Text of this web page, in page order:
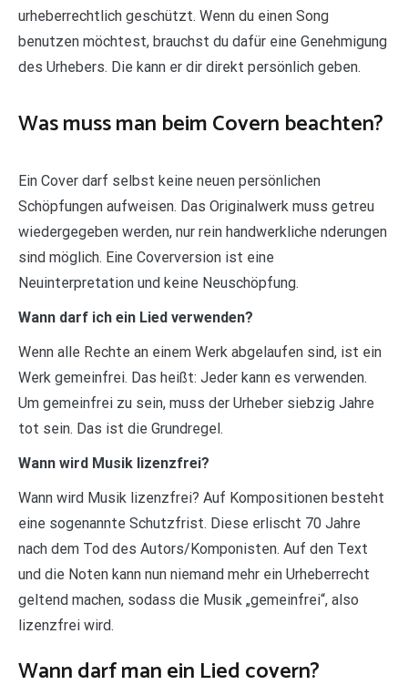
urheberrechtlich geschützt. Wenn du einen Song
benutzen möchtest, brauchst du dafür eine Genehmigung
des Urhebers. Die kann er dir direkt persönlich geben.
Was muss man beim Covern beachten?
Ein Cover darf selbst keine neuen persönlichen
Schöpfungen aufweisen. Das Originalwerk muss getreu
wiedergegeben werden, nur rein handwerkliche nderungen
sind möglich. Eine Coverversion ist eine
Neuinterpretation und keine Neuschöpfung.
Wann darf ich ein Lied verwenden?
Wenn alle Rechte an einem Werk abgelaufen sind, ist ein
Werk gemeinfrei. Das heißt: Jeder kann es verwenden.
Um gemeinfrei zu sein, muss der Urheber siebzig Jahre
tot sein. Das ist die Grundregel.
Wann wird Musik lizenzfrei?
Wann wird Musik lizenzfrei? Auf Kompositionen besteht
eine sogenannte Schutzfrist. Diese erlischt 70 Jahre
nach dem Tod des Autors/Komponisten. Auf den Text
und die Noten kann nun niemand mehr ein Urheberrecht
geltend machen, sodass die Musik „gemeinfrei“, also
lizenzfrei wird.
Wann darf man ein Lied covern?